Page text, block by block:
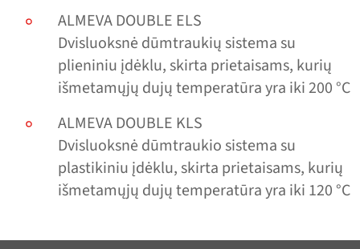
ALMEVA DOUBLE ELS
Dvisluoksnė dūmtraukių sistema su
plieniniu įdėklu, skirta prietaisams, kurių
išmetamųjų dujų temperatūra yra iki 200 °C
ALMEVA DOUBLE KLS
Dvisluoksnė dūmtraukio sistema su
plastikiniu įdėklu, skirta prietaisams, kurių
išmetamųjų dujų temperatūra yra iki 120 °C